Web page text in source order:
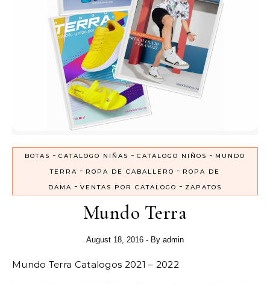
BOTAS - CATALOGO NIÑAS - CATALOGO NIÑOS - MUNDO
TERRA - ROPA DE CABALLERO - ROPA DE
DAMA - VENTAS POR CATALOGO - ZAPATOS
Mundo Terra
August 18, 2016 - By admin
Mundo Terra Catalogos 2021 – 2022